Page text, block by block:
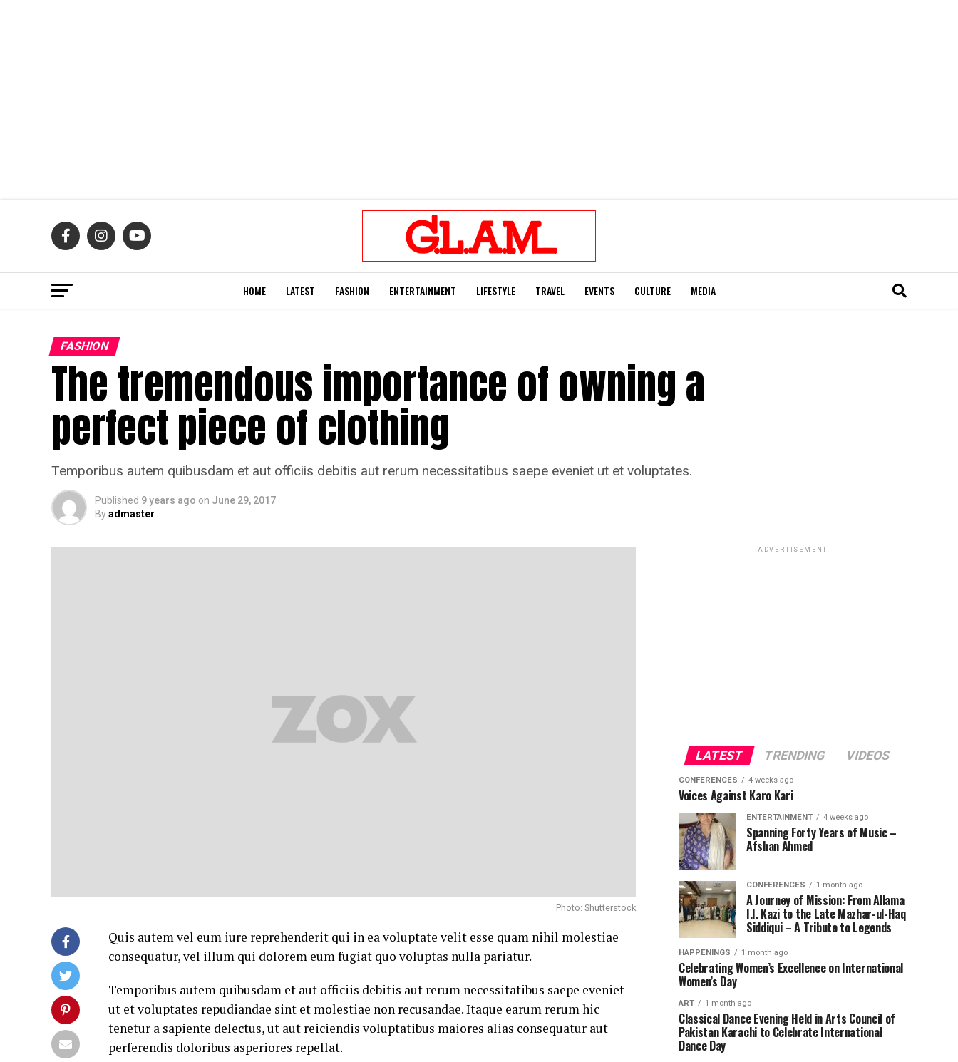
HOME LATEST FASHION ENTERTAINMENT LIFESTYLE TRAVEL EVENTS CULTURE MEDIA
FASHION
The tremendous importance of owning a
perfect piece of clothing
Temporibus autem quibusdam et aut officiis debitis aut rerum necessitatibus saepe eveniet ut et voluptates.
Published 9 years ago on June 29, 2017
Byadmaster
Photo: Shutterstock
Quis autem vel eum iure reprehenderit qui in ea voluptate velit esse quam nihil molestiae
consequatur, vel illum qui dolorem eum fugiat quo voluptas nulla pariatur.
Temporibus autem quibusdam et aut officiis debitis aut rerum necessitatibus saepe eveniet
ut et voluptates repudiandae sint et molestiae non recusandae. Itaque earum rerum hic
tenetur a sapiente delectus, ut aut reiciendis voluptatibus maiores alias consequatur aut
perferendis doloribus asperiores repellat.
ADVERTISEMENT
LATEST TRENDING VIDEOS
CONFERENCES 4 weeks ago
Voices Against Karo Kari
ENTERTAINMENT 4 weeks ago
Spanning Forty Years of Music –
Afshan Ahmed
CONFERENCES 1 month ago
A Journey of Mission: From Allama
I.I. Kazi to the Late Mazhar-ul-Haq
Siddiqui – A Tribute to Legends
HAPPENINGS 1 month ago
Celebrating Women’s Excellence on International
Women’s Day
ART 1 month ago
Classical Dance Evening Held in Arts Council of
Pakistan Karachi to Celebrate International
Dance Day